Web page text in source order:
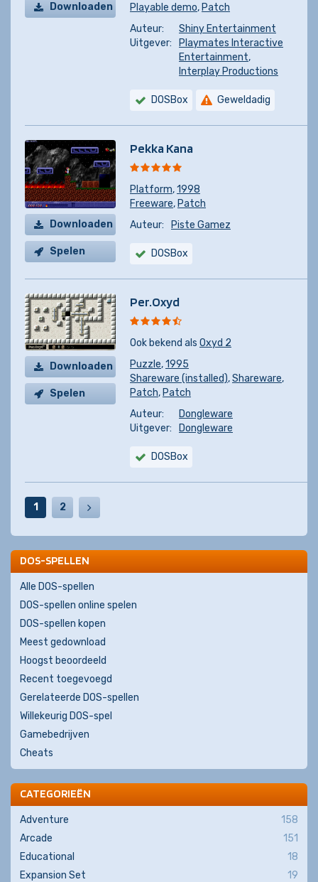
Downloaden
Playable demo, Patch
Auteur:
Shiny Entertainment
Uitgever:
Playmates Interactive
Entertainment,
Interplay Productions
DOSBox Geweldadig
Downloaden
Spelen
Pekka Kana
Platform,1998
Freeware, Patch
Auteur:
Piste Gamez
DOSBox
Downloaden
Spelen
Per.Oxyd
Ook bekend als Oxyd 2
Puzzle,1995
Shareware (installed),Shareware,
Patch, Patch
Auteur:
Dongleware
Uitgever:
Dongleware
DOSBox
1 2
DOS-SPELLEN
Alle DOS-spellen
DOS-spellen online spelen
DOS-spellen kopen
Meest gedownload
Hoogst beoordeeld
Recent toegevoegd
Gerelateerde DOS-spellen
Willekeurig DOS-spel
Gamebedrijven
Cheats
CATEGORIEËN
Adventure
158
Arcade
151
Educational
18
Expansion Set
19